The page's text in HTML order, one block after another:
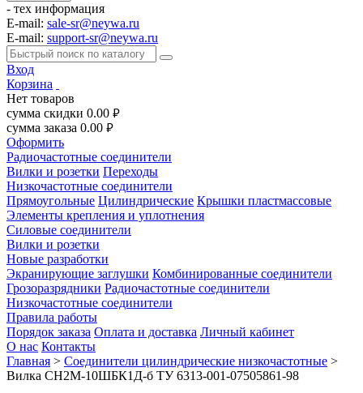
- тех информация
E-mail: sale-sr@neywa.ru
E-mail: support-sr@neywa.ru
Вход
Корзина
Нет товаров
сумма скидки 0.00 руб.
сумма заказа 0.00 руб.
Оформить
Радиочастотные соединители
Вилки и розетки Переходы
Низкочастотные соединители
Прямоугольные Цилиндрические Крышки пластмассовые
Элементы крепления и уплотнения
Силовые соединители
Вилки и розетки
Новые разработки
Экранирующие заглушки Комбинированные соединители
Грозоразрядники Радиочастотные соединители
Низкочастотные соединители
Правила работы
Порядок заказа Оплата и доставка Личный кабинет
О нас Контакты
Главная > Соединители цилиндрические низкочастотные >
Вилка СН2М-10ШБК1Д-б ТУ 6313-001-07505861-98